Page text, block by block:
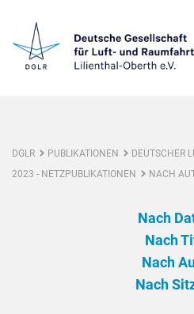
DGLR PUBLIKATIONEN
DEUTSCHER
2023 - NETZPUBLIKATIONEN
NACH
Nach
Nach
Nach
Nach